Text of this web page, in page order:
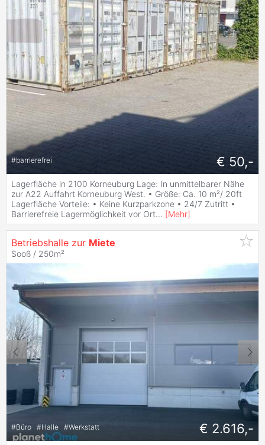
#barrierefrei € 50,-
Lagerfläche in 2100 Korneuburg Lage: In unmittelbarer Nähe
zur A22 Auffahrt Korneuburg West. • Größe: Ca. 10 m²/ 20ft
Lagerfläche Vorteile: • Keine Kurzparkzone • 24/7 Zutritt •
Barrierefreie Lagermöglichkeit vor Ort... [Mehr]
Betriebshalle zur Miete
Sooß / 250m²
#Büro #Halle #Werkstatt € 2.616,-